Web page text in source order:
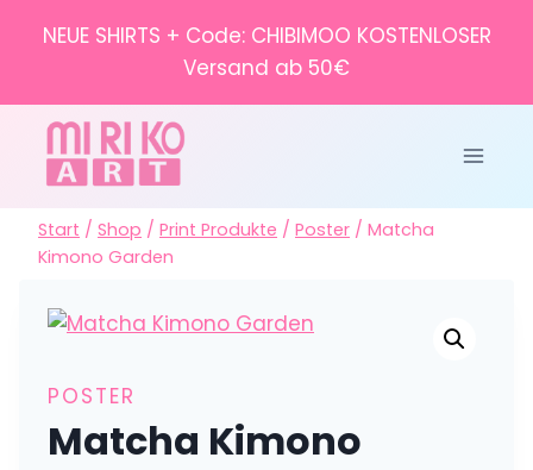
InhaltNEUE SHIRTS + Code: CHIBIMOO KOSTENLOSER
Versand ab 50€
Start / Shop / Print Produkte / Poster / Matcha
Kimono Garden
POSTER
Matcha Kimono